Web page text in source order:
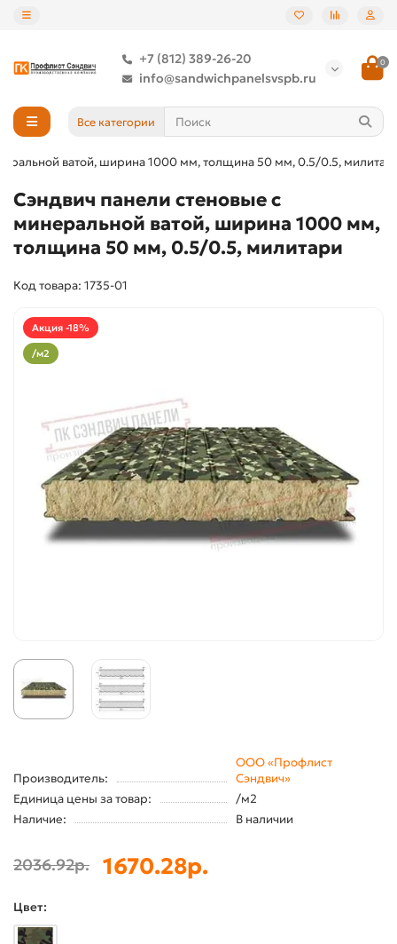
+7 (812) 389-26-20
info@sandwichpanelsvspb.ru
0
Все категории
ватой, ширина 1000 мм, толщина 50 мм, 0.5/0.5,
Сэндвич панели стеновые с
минеральной ватой, ширина 1000 мм,
толщина 50 мм, 0.5/0.5, милитари
Код товара: 1735-01
Акция -18%
/м2
Производитель:
ООО «Профлист
Сэндвич»
Единица цены за товар:
/м2
Наличие:
В наличии
2036.92р. 1670.28р.
Цвет: